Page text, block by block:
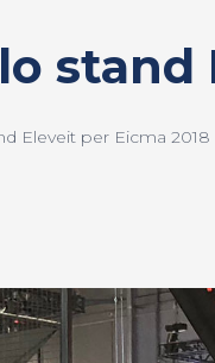
Eleveit per Eicma 2018